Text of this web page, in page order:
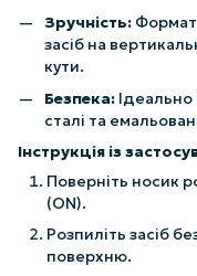
Зручність:
засіб на
кути.
Безпека:
сталі та
Інструкція із
Поверніть носик
(ON).
Розпиліть засіб
поверхню.